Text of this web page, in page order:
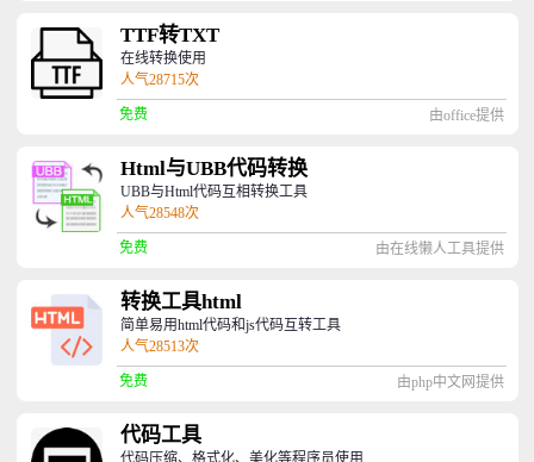
TTF转TXT
在线转换使用
人气28715次
免费 由office提供
Html与UBB代码转换
UBB与Html代码互相转换工具
人气28548次
免费 由在线懒人工具提供
转换工具html
简单易用html代码和js代码互转工具
人气28513次
免费 由php中文网提供
代码工具
代码压缩、格式化、美化等程序员使用